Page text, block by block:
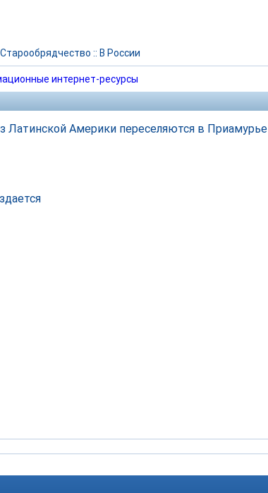
Старообрядчество :: В России
интернет-ресурсы
Латинской Америки переселяются в Приамурье